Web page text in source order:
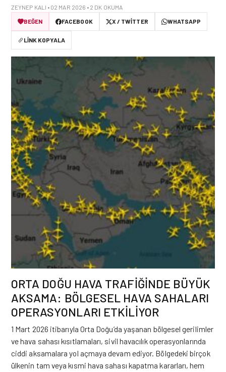
ZEYNEP KALI • 02 MAR 2026 • 2 DK OKUMA
BEĞEN
FACEBOOK X / TWITTER WHATSAPP
LINK KOPYALA
ORTA DOĞU HAVA TRAFİĞİNDE BÜYÜK
AKSAMA: BÖLGESEL HAVA SAHALARI
OPERASYONLARI ETKİLİYOR
1 Mart 2026 itibarıyla Orta Doğu’da yaşanan bölgesel gerilimler
ve hava sahası kısıtlamaları, sivil havacılık operasyonlarında
ciddi aksamalara yol açmaya devam ediyor. Bölgedeki birçok
ülkenin tam veya kısmi hava sahası kapatma kararları, hem